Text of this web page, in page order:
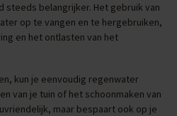
steeds belangrijker. Het gebruik van
op te vangen en te hergebruiken,
en het ontlasten van het
kun je eenvoudig regenwater
van je tuin of het schoonmaken van
maar bespaart ook op je